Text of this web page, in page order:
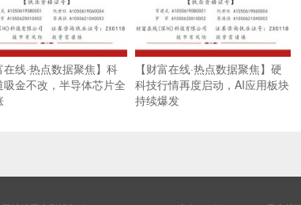
在线·热点数据聚焦】科
吸金不改，半导体芯片全
【财富在线·热点数据聚焦】硬
科技行情再度启动，AI应用板块
持续爆发